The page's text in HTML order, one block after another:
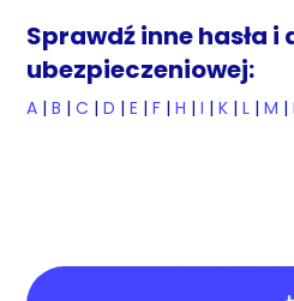
Sprawdź inne hasła
ubezpieczeniowej:
A |B |C |D |E |F |H |I |K |L |M |